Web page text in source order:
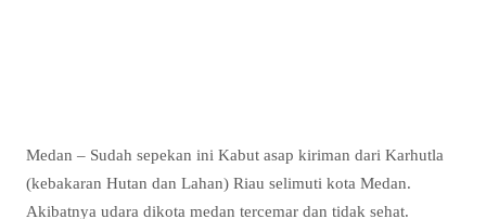
Medan – Sudah sepekan ini Kabut asap kiriman dari Karhutla
(kebakaran Hutan dan Lahan) Riau selimuti kota Medan.
Akibatnya udara dikota medan tercemar dan tidak sehat.